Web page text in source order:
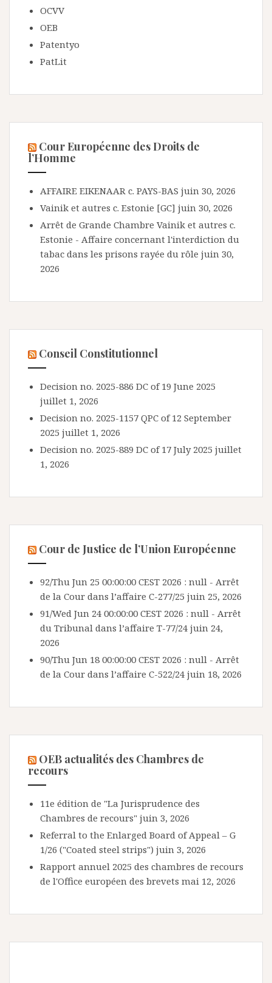
OCVV
OEB
Patentyo
PatLit
Cour Européenne des Droits de
l’Homme
AFFAIRE EIKENAAR c. PAYS-BAS juin 30, 2026
Vainik et autres c. Estonie [GC] juin 30, 2026
Arrêt de Grande Chambre Vainik et autres c.
Estonie - Affaire concernant l'interdiction du
tabac dans les prisons rayée du rôle juin 30,
2026
Conseil Constitutionnel
Decision no. 2025-886 DC of 19 June 2025
juillet 1, 2026
Decision no. 2025-1157 QPC of 12 September
2025 juillet 1, 2026
Decision no. 2025-889 DC of 17 July 2025 juillet
1, 2026
Cour de Justice de l’Union Européenne
92/Thu Jun 25 00:00:00 CEST 2026 : null - Arrêt
de la Cour dans l’affaire C-277/25 juin 25, 2026
91/Wed Jun 24 00:00:00 CEST 2026 : null - Arrêt
du Tribunal dans l’affaire T-77/24 juin 24,
2026
90/Thu Jun 18 00:00:00 CEST 2026 : null - Arrêt
de la Cour dans l’affaire C-522/24 juin 18, 2026
OEB actualités des Chambres de
recours
11e édition de "La Jurisprudence des
Chambres de recours" juin 3, 2026
Referral to the Enlarged Board of Appeal – G
1/26 ("Coated steel strips") juin 3, 2026
Rapport annuel 2025 des chambres de recours
de l'Office européen des brevets mai 12, 2026